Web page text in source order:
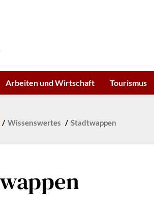
Arbeiten und Wirtschaft Tourismus
Wissenswertes Stadtwappen